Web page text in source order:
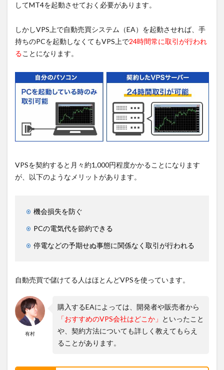
してMT4を起動させておく必要があります。
しかしVPS上で自動売買システム（EA）を起動させれば、手
持ちのPCを起動しなくてもVPS上で24時間常に取引が行われ
ることになります。
VPSを契約すると月々約1,000円程度かかることになります
が、以下のようなメリットがあります。
機会損失を防ぐ
PCの電気代を節約できる
停電などの予期せぬ事態に関係なく取引が行われる
自動売買で儲けてる人はほとんどVPSを使っています。
有村
購入するEAによっては、開発者や販売者から
「おすすめのVPS会社はどこか」 といったこと
や、契約方法についても詳しく教えてもらえ
ることがあります。